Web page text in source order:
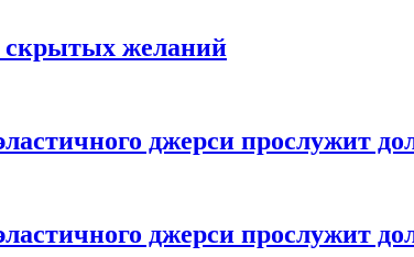
скрытых желаний
джерси прослужит
джерси прослужит